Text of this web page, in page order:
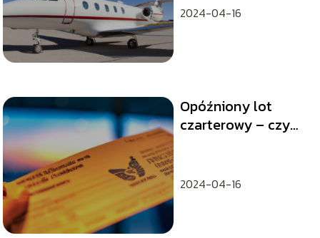
2024-04-16
Opóźniony lot
czarterowy – czy
2024-04-16